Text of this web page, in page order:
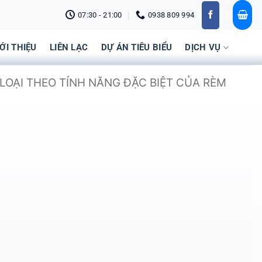
07:30 - 21:00 0938 809 994
THIỆU LIÊN LẠC DỰ ÁN TIÊU BIỂU DỊCH VỤ
THEO TÍNH NĂNG ĐẶC BIỆT CỦA RÈM